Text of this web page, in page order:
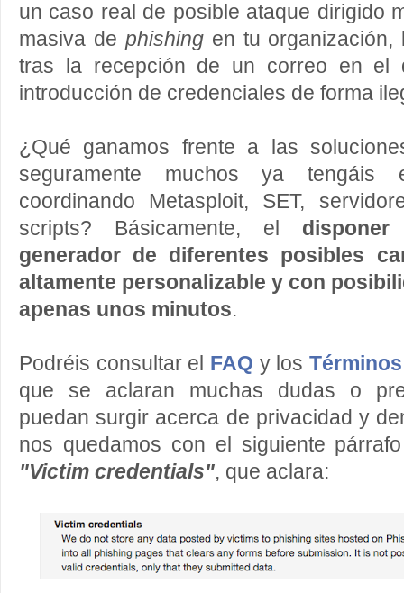
un caso real de posible ataque dirigido
masiva de phishingen tu organización,
tras la recepción de un correo en el
introducción de credenciales de forma
¿Qué ganamos frente a las
seguramente muchos ya tengáis
coordinando Metasploit, SET,
scripts? Básicamente, el
generador de diferentes posibles
altamente personalizable y con
apenas unos minutos.
Podréis consultar el FAQ y los Términos
que se aclaran muchas dudas o
puedan surgir acerca de privacidad y
nos quedamos con el siguiente
"Victim credentials", que aclara: